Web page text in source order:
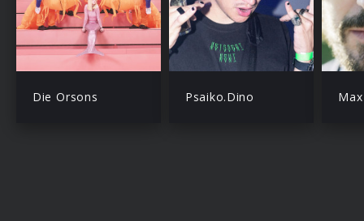
Die Orsons Psaiko.Dino